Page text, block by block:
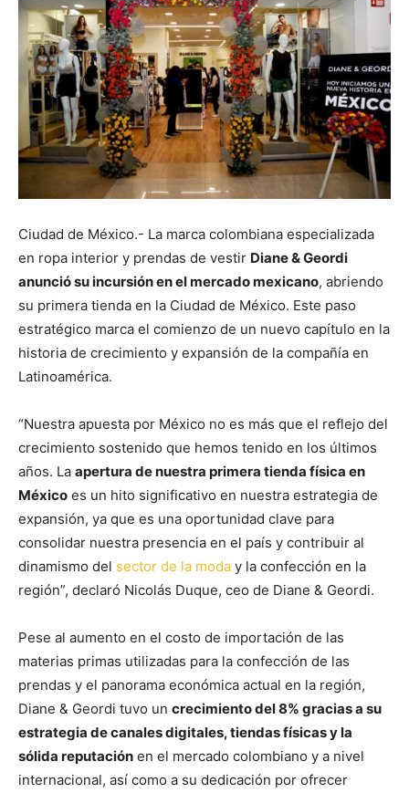
Ciudad de México.- La marca colombiana especializada
en ropa interior y prendas de vestir Diane & Geordi
anunció su incursión en el mercado mexicano, abriendo
su primera tienda en la Ciudad de México. Este paso
estratégico marca el comienzo de un nuevo capítulo en la
historia de crecimiento y expansión de la compañía en
Latinoamérica.
“Nuestra apuesta por México no es más que el reflejo del
crecimiento sostenido que hemos tenido en los últimos
años. La apertura de nuestra primera tienda física en
México es un hito significativo en nuestra estrategia de
expansión, ya que es una oportunidad clave para
consolidar nuestra presencia en el país y contribuir al
dinamismo del sector de la moda y la confección en la
región”, declaró Nicolás Duque, ceo de Diane & Geordi.
Pese al aumento en el costo de importación de las
materias primas utilizadas para la confección de las
prendas y el panorama económica actual en la región,
Diane & Geordi tuvo un crecimiento del 8% gracias a su
estrategia de canales digitales, tiendas físicas y la
sólida reputación en el mercado colombiano y a nivel
internacional, así como a su dedicación por ofrecer